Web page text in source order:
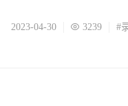
2023-04-30 3239 #